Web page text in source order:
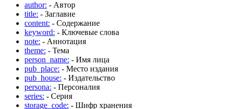
author: - Автор
title: - Заглавие
content: - Содержание
keyword: - Ключевые слова
note: - Аннотация
theme: - Тема
person_name: - Имя лица
pub_place: - Место издания
pub_house: - Издательство
persona: - Персоналия
series: - Серия
storage_code: - Шифр хранения